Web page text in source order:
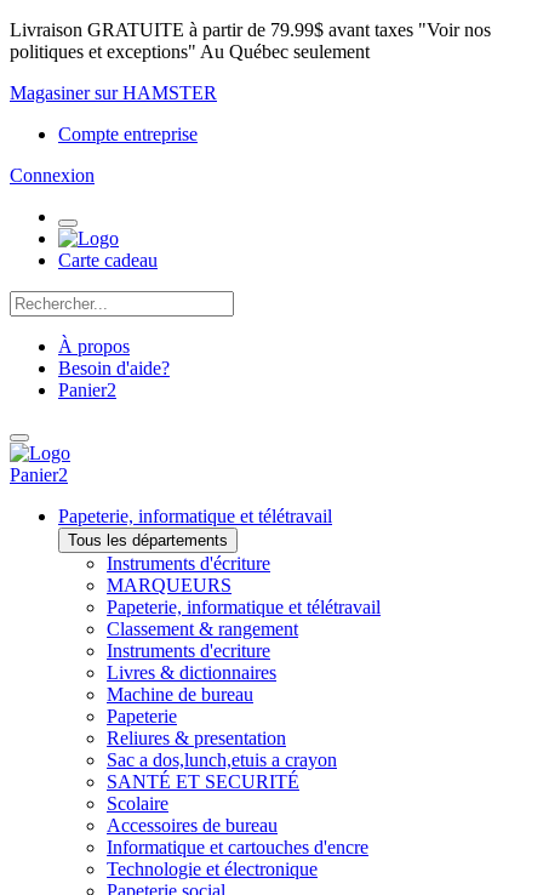
Livraison GRATUITE à partir de 79.99$ avant taxes "Voir nos
politiques et exceptions" Au Québec seulement
Magasiner sur HAMSTER
Compte entreprise
Connexion
Carte cadeau
À propos
Besoin d'aide?
Panier2
Panier2
Papeterie, informatique et télétravail
Tous les départements
Instruments d'écriture
MARQUEURS
Papeterie, informatique et télétravail
Classement & rangement
Instruments d'ecriture
Livres & dictionnaires
Machine de bureau
Papeterie
Reliures & presentation
Sac a dos,lunch,etuis a crayon
SANTÉ ET SECURITÉ
Scolaire
Accessoires de bureau
Informatique et cartouches d'encre
Technologie et électronique
Papeterie social